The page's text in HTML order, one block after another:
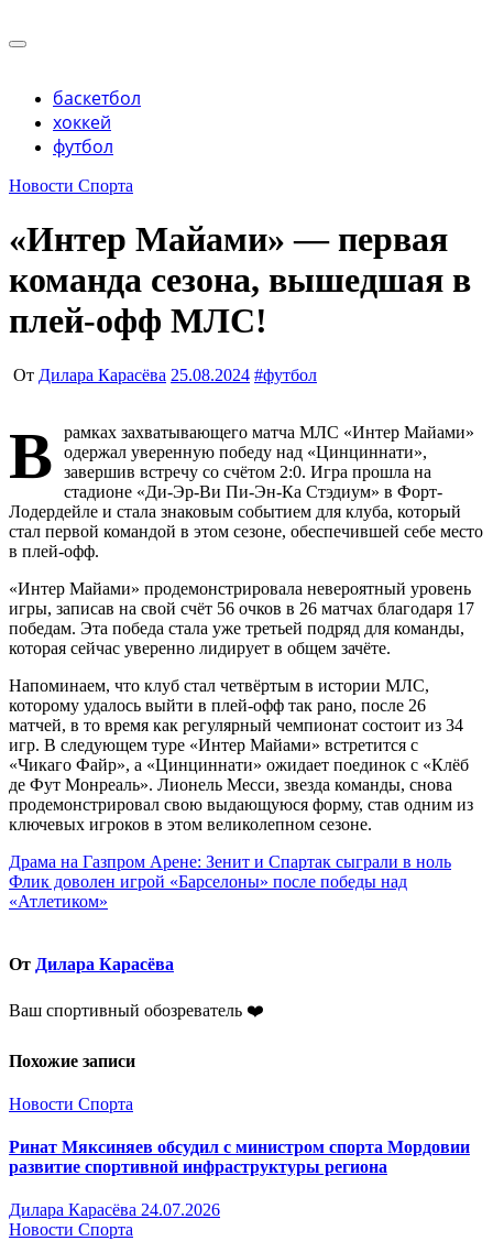
к
info@gosrf.ru +7 (495) 920-51-49
Учредитель ООО "Клуб регионов", ИНН 6685155934
Генеральный директор: Чернокоз Ольга Валерьевна
info@gosrf.ru +7 (495) 920-51-49
баскетбол
хоккей
футбол
Новости Спорта
«Интер Майами» — первая
команда сезона, вышедшая в
плей-офф МЛС!
От Дилара Карасёва 25.08.2024 #футбол
В
рамках захватывающего матча МЛС «Интер Майами»
одержал уверенную победу над «Цинциннати»,
завершив встречу со счётом 2:0. Игра прошла на
стадионе «Ди-Эр-Ви Пи-Эн-Ка Стэдиум» в Форт-
Лодердейле и стала знаковым событием для клуба, который
стал первой командой в этом сезоне, обеспечившей себе место
в плей-офф.
«Интер Майами» продемонстрировала невероятный уровень
игры, записав на свой счёт 56 очков в 26 матчах благодаря 17
победам. Эта победа стала уже третьей подряд для команды,
которая сейчас уверенно лидирует в общем зачёте.
Напоминаем, что клуб стал четвёртым в истории МЛС,
которому удалось выйти в плей-офф так рано, после 26
матчей, в то время как регулярный чемпионат состоит из 34
игр. В следующем туре «Интер Майами» встретится с
«Чикаго Файр», а «Цинциннати» ожидает поединок с «Клёб
де Фут Монреаль». Лионель Месси, звезда команды, снова
продемонстрировал свою выдающуюся форму, став одним из
ключевых игроков в этом великолепном сезоне.
Навигация
по
Драма на Газпром Арене: Зенит и Спартак сыграли в ноль
Флик доволен игрой «Барселоны» после победы над
«Атлетиком»
От Дилара Карасёва
Ваш спортивный обозреватель ❤️
Похожие записи
Новости Спорта
Ринат Мяксиняев обсудил с министром спорта Мордовии
развитие спортивной инфраструктуры региона
Дилара Карасёва 24.07.2026
Новости Спорта